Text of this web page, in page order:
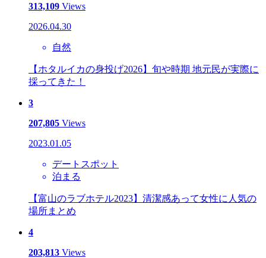
313,109 Views
2026.04.30
自然
【ホタルイカの身投げ2026】旬や時期 地元民が実際に
採ってきた！
3
207,805 Views
2023.01.05
デートスポット
泊まる
【富山のラブホテル2023】清潔感あって女性に人気の
場所まとめ
4
203,813 Views